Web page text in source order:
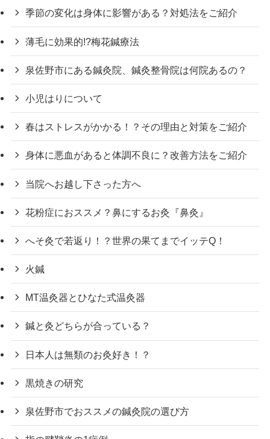
季節の変化は身体に影響がある？対処法をご紹介
薄毛に効果的!?梅花鍼療法
泉佐野市にある鍼灸院、鍼灸整骨院は何院あるの？
小児はりについて
春はストレスがかかる！？その理由と対策をご紹介
身体に悪血があると体調不良に？改善方法をご紹介
当院へお越し下さった方へ
花粉症におススメ？鼻にするお灸『鼻灸』
へそ灸で若返り！？世界の果てまでイッテQ！
火鍼
MT温灸器とひなた式温灸器
鍼と灸どちらが合っている？
日本人は無類のお灸好き！？
黒焼きの研究
泉佐野市でおススメの鍼灸院の選び方